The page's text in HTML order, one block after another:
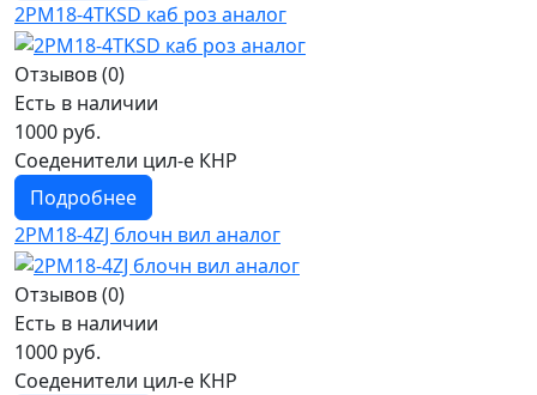
2РМ18-4TKSD каб роз аналог
Отзывов (0)
Есть в наличии
1000 руб.
Соеденители цил-е КНР
Подробнее
2РМ18-4ZJ блочн вил аналог
Отзывов (0)
Есть в наличии
1000 руб.
Соеденители цил-е КНР